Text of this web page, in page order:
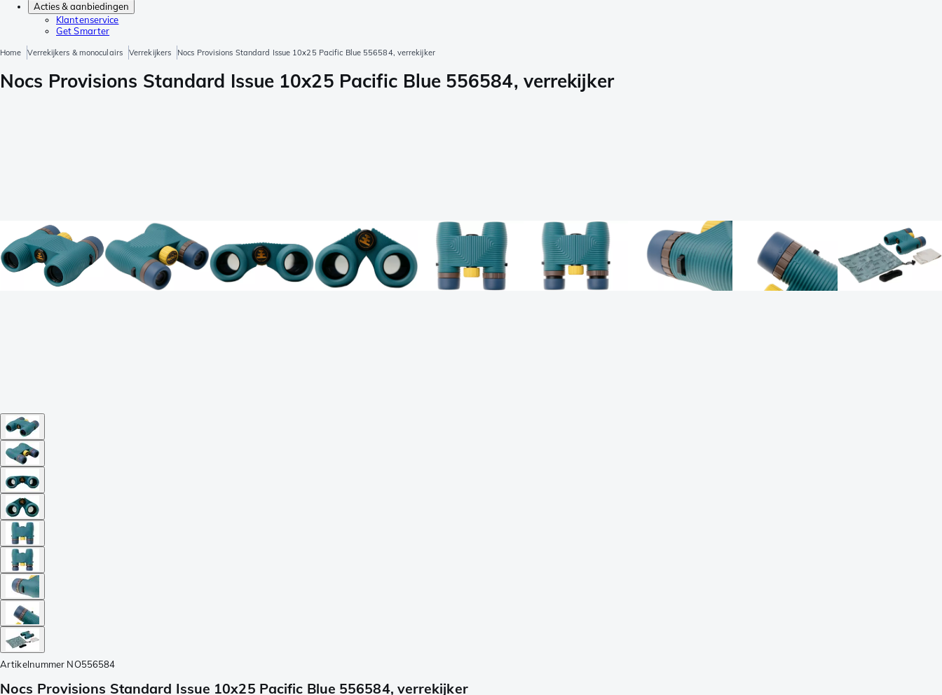
Acties & aanbiedingen
Klantenservice
Get Smarter
Home Verrekijkers & monoculairs Verrekijkers Nocs Provisions Standard Issue 10x25 Pacific Blue 556584, verrekijker
Nocs Provisions Standard Issue 10x25 Pacific Blue 556584, verrekijker
Artikelnummer NO556584
Nocs Provisions Standard Issue 10x25 Pacific Blue 556584, verrekijker